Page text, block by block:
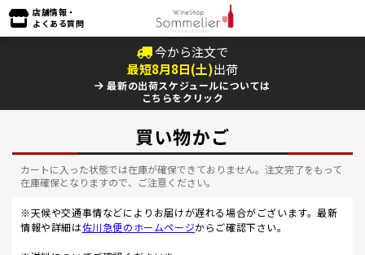
店舗情報・
よくある質問
今から注文で
最短8月8日(土)出荷
最新の出荷スケジュールについては
こちらをクリック
買い物かご
カートに入った状態では在庫が確保できておりません。注文完了をもって
在庫確保となりますので、ご注意ください。
※天候や交通事情などによりお届けが遅れる場合がございます。最新
情報や詳細は佐川急便のホームページからご確認下さい。